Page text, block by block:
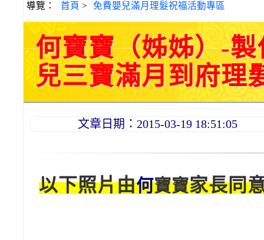
導覽： 首頁 > 免費嬰兒滿月理髮祝福活動專區
何寶寶（姊姊）-
兒三寶滿月到府理
文章日期：2015-03-19 18:51:05
以下照片由何寶寶家長同